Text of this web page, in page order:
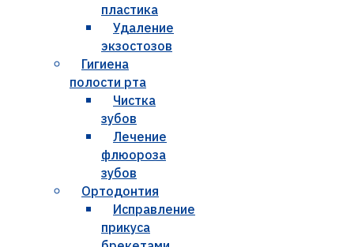
пластика
Удаление
экзостозов
Гигиена
полости рта
Чистка
зубов
Лечение
флюороза
зубов
Ортодонтия
Исправление
прикуса